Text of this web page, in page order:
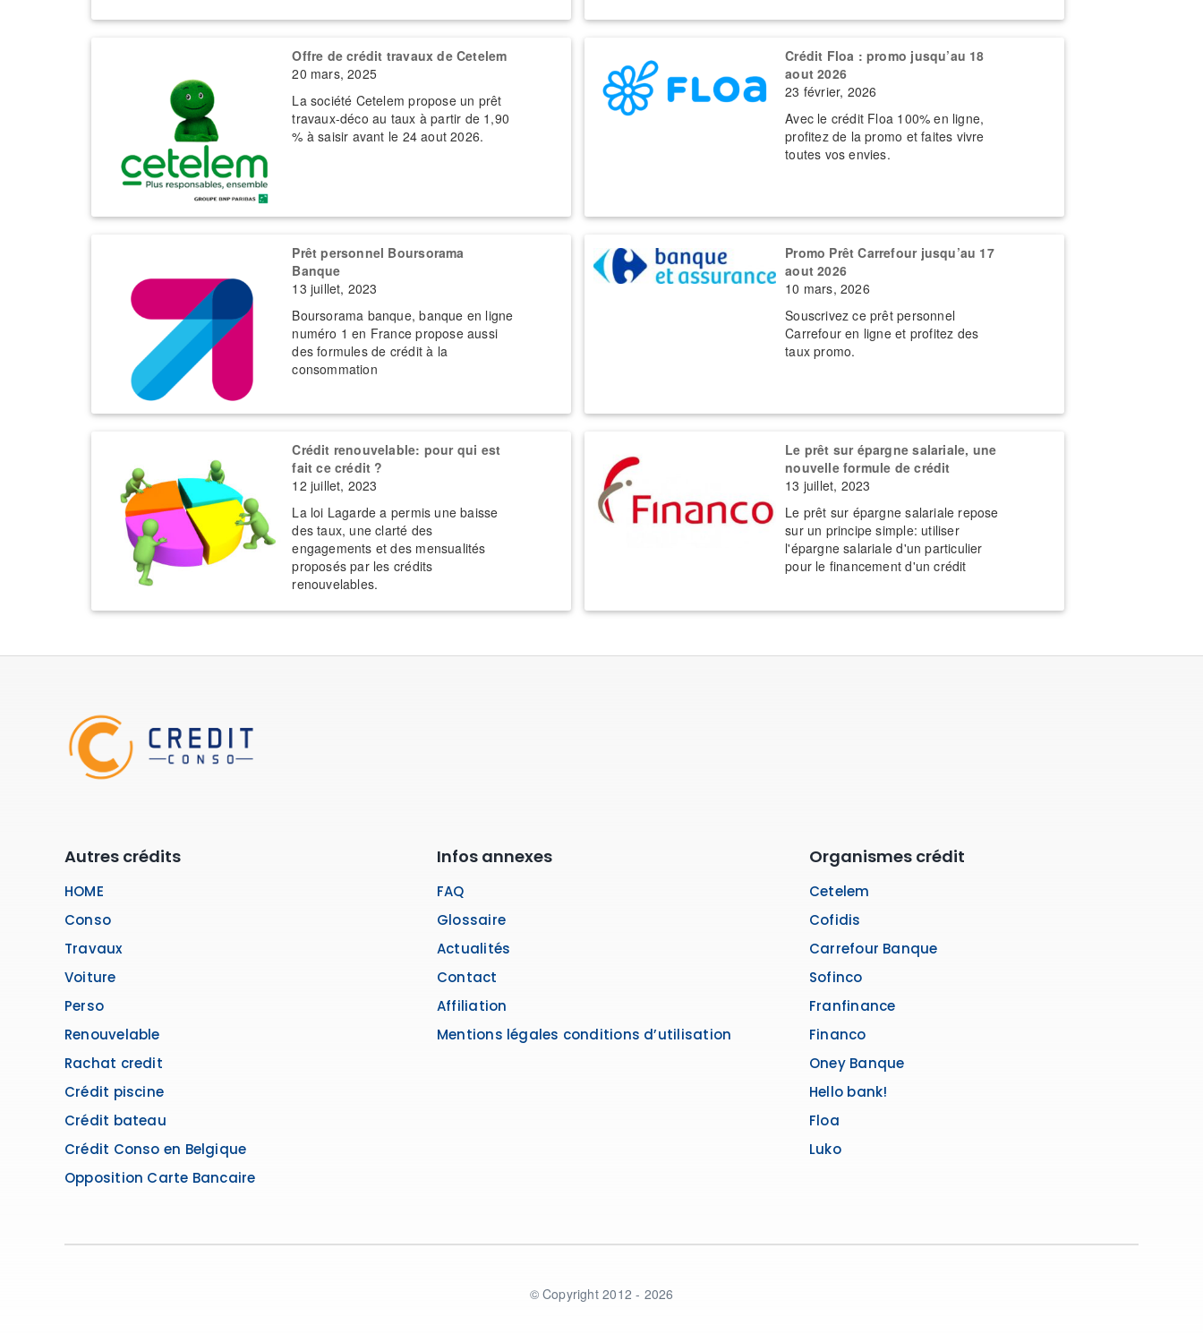
Offre de crédit travaux de Cetelem
20 mars, 2025
La société Cetelem propose un prêt
travaux-déco au taux à partir de 1,90
% à saisir avant le 24 aout 2026.
Crédit Floa : promo jusqu’au 18
aout 2026
23 février, 2026
Avec le crédit Floa 100% en ligne,
profitez de la promo et faites vivre
toutes vos envies.
Prêt personnel Boursorama
Banque
13 juillet, 2023
Boursorama banque, banque en ligne
numéro 1 en France propose aussi
des formules de crédit à la
consommation
Promo Prêt Carrefour jusqu’au 17
aout 2026
10 mars, 2026
Souscrivez ce prêt personnel
Carrefour en ligne et profitez des
taux promo.
Crédit renouvelable: pour qui est
fait ce crédit ?
12 juillet, 2023
La loi Lagarde a permis une baisse
des taux, une clarté des
engagements et des mensualités
proposés par les crédits
renouvelables.
Le prêt sur épargne salariale, une
nouvelle formule de crédit
13 juillet, 2023
Le prêt sur épargne salariale repose
sur un principe simple: utiliser
l'épargne salariale d'un particulier
pour le financement d'un crédit
Autres crédits
HOME
Conso
Travaux
Voiture
Perso
Renouvelable
Rachat credit
Crédit piscine
Crédit bateau
Crédit Conso en Belgique
Opposition Carte Bancaire
Infos annexes
FAQ
Glossaire
Actualités
Contact
Affiliation
Mentions légales conditions d’utilisation
Organismes crédit
Cetelem
Cofidis
Carrefour Banque
Sofinco
Franfinance
Financo
Oney Banque
Hello bank!
Floa
Luko
© Copyright 2012 - 2026